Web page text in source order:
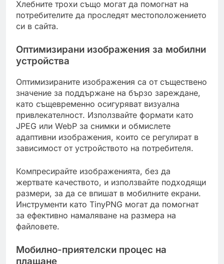
Хлебните трохи също могат да помогнат на
потребителите да проследят местоположението
си в сайта.
Оптимизирани изображения за мобилни
устройства
Оптимизираните изображения са от съществено
значение за поддържане на бързо зареждане,
като същевременно осигуряват визуална
привлекателност. Използвайте формати като
JPEG или WebP за снимки и обмислете
адаптивни изображения, които се регулират в
зависимост от устройството на потребителя.
Компресирайте изображенията, без да
жертвате качеството, и използвайте подходящи
размери, за да се впишат в мобилните екрани.
Инструменти като TinyPNG могат да помогнат
за ефективно намаляване на размера на
файловете.
Мобилно-приятелски процес на
плащане